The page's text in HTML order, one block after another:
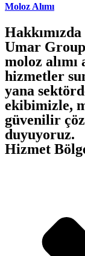
Moloz Alımı
Hakkımızda
Umar
moloz alımı
hizmetler
yana
ekibimizle,
güvenilir
duyuyoruz.
Hizmet